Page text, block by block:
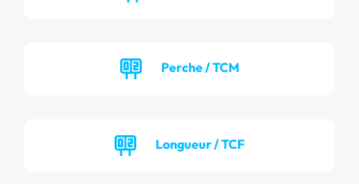
Perche / TCM
Longueur / TCF